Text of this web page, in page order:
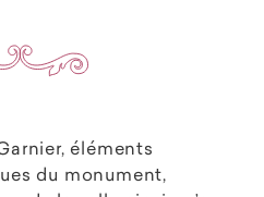
éléments
du monument,